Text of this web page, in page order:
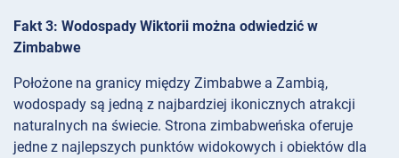
Fakt 3: Wodospady Wiktorii można odwiedzić w
Zimbabwe
Położone na granicy między Zimbabwe a Zambią,
wodospady są jedną z najbardziej ikonicznych atrakcji
naturalnych na świecie. Strona zimbabweńska oferuje
jedne z najlepszych punktów widokowych i obiektów dla